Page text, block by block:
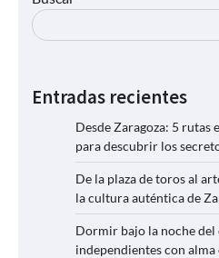
Entradas recientes
Desde Zaragoza: 5 rutas
para descubrir los
De la plaza de toros al
la cultura auténtica de
Dormir bajo la noche del
independientes con alma